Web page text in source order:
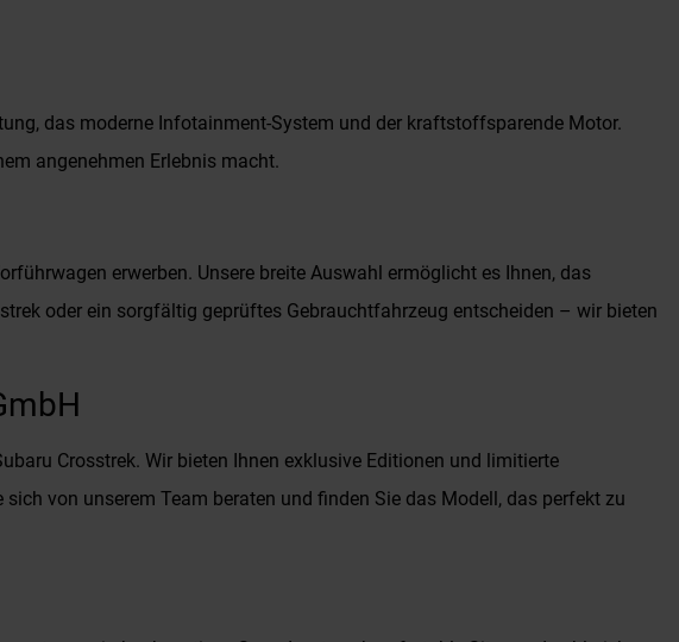
das moderne Infotainment-System und der kraftstoffsparende Motor.
angenehmen Erlebnis macht.
erwerben. Unsere breite Auswahl ermöglicht es Ihnen, das
oder ein sorgfältig geprüftes Gebrauchtfahrzeug entscheiden – wir bieten
Crosstrek. Wir bieten Ihnen exklusive Editionen und limitierte
von unserem Team beraten und finden Sie das Modell, das perfekt zu